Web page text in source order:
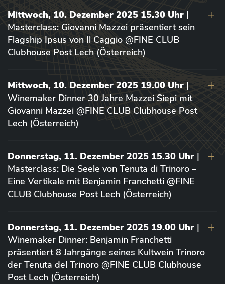
Mittwoch, 10. Dezember 2025 15.30 Uhr |
Masterclass: Giovanni Mazzei präsentiert sein
Flagship Ipsus von Il Caggio @FINE CLUB
Clubhouse Post Lech (Österreich)
Mittwoch, 10. Dezember 2025 19.00 Uhr |
Winemaker Dinner 30 Jahre Mazzei Siepi mit
Giovanni Mazzei @FINE CLUB Clubhouse Post
Lech (Österreich)
Donnerstag, 11. Dezember 2025 15.30 Uhr |
Masterclass: Die Seele von Tenuta di Trinoro –
Eine Vertikale mit Benjamin Franchetti @FINE
CLUB Clubhouse Post Lech (Österreich)
Donnerstag, 11. Dezember 2025 19.00 Uhr |
Winemaker Dinner: Benjamin Franchetti
präsentiert 8 Jahrgänge seines Kultwein Trinoro
der Tenuta del Trinoro @FINE CLUB Clubhouse
Post Lech (Österreich)